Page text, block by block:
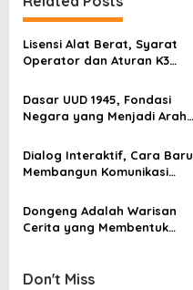
n
a
v
i
g
t
o
Lisensi Alat Berat, Syarat
Operator dan Aturan K3
Dasar UUD 1945, Fondasi
Negara yang Menjadi Arah
Dialog Interaktif, Cara Baru
Membangun Komunikasi
Bermakna
Dongeng Adalah Warisan
Cerita yang Membentuk
Don't Miss